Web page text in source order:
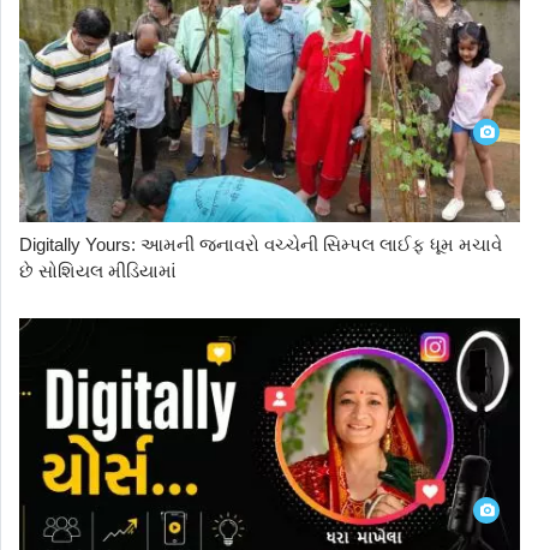
Digitally Yours: આમની જનાવરો વચ્ચેની સિમ્પલ લાઈફ ધૂમ મચાવે
છે સોશિયલ મીડિયામાં